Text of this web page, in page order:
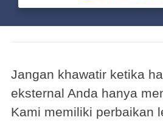
Jangan khawatir ketika
eksternal Anda hanya
Kami memiliki perbaikan